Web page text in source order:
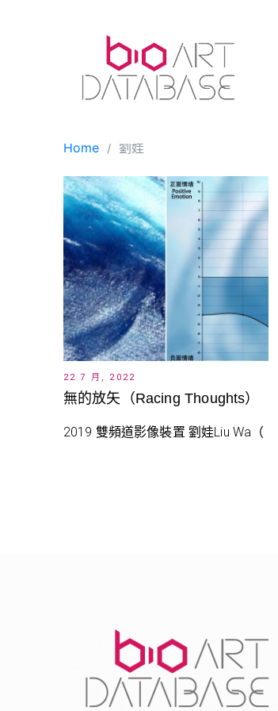
Home 劉娃
22 7 月, 2022
無的放矢（Racing Thoughts）
2019 雙頻道影像裝置 劉娃Liu Wa（